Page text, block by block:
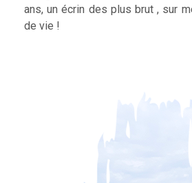
ans, un écrin des plus brut , sur
de vie !